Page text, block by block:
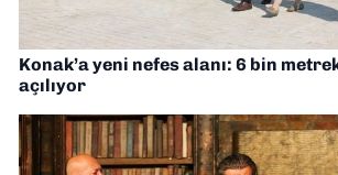
Konak’a yeni nefes alanı: 6 bin
açılıyor